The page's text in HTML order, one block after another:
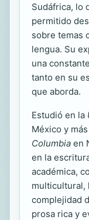
Sudáfrica, lo
permitido
sobre temas
lengua. Su
una
tanto en su
que aborda.
Estudió en la
México y
Columbia en
en la
académica,
multicultural,
complejidad
prosa rica y